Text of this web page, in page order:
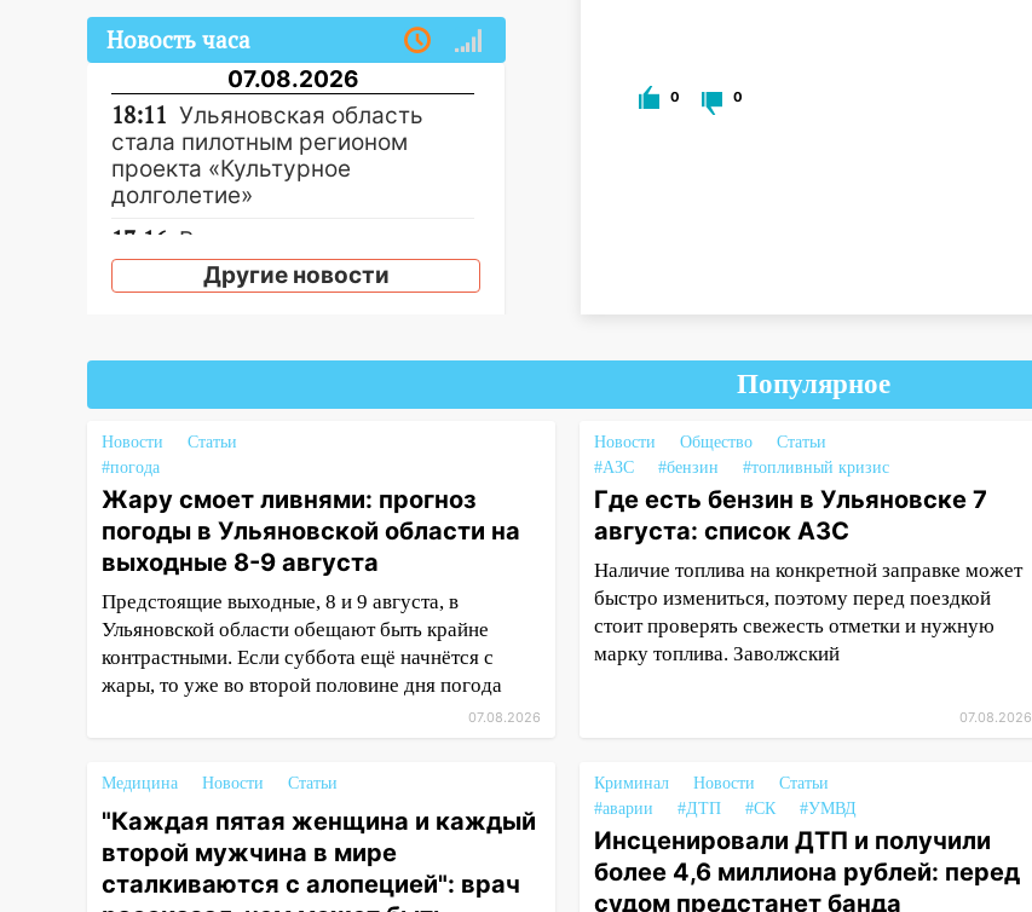
0 0
Новость часа
07.08.2026
18:11 Ульяновская область
стала пилотным регионом
проекта «Культурное
долголетие»
17:16 В реанимацию
Ульяновской областной
больницы поступили шесть
16:51 В Чердаклинском районе
остановки и проводят новое
освещение
16:35
В Ульяновске установили
ещё девять бункеров для
крупногабаритного мусора
16:26
покажут матч «Волги» под
открытым небом
16:12
В Ульяновском
15:47
Ульяновцы могут
вернуть деньги за абонементы
закрывшегося фитнес-клуба
«Рекорд-Fitness»
Другие новости
Популярное
Новости
Статьи
#погода
Жару смоет ливнями: прогноз
погоды в Ульяновской области на
выходные 8-9 августа
Предстоящие выходные, 8 и 9 августа, в
Ульяновской области обещают быть крайне
контрастными. Если суббота ещё начнётся с
жары, то уже во второй половине дня погода
07.08.2026
Новости Общество
Статьи
#АЗС
#бензин #топливный кризис
Где есть бензин в Ульяновске 7
августа: список АЗС
Наличие топлива на конкретной заправке может
быстро измениться, поэтому перед поездкой
стоит проверять свежесть отметки и нужную
марку топлива. Заволжский
07.08.2026
Медицина Новости Статьи
"Каждая пятая женщина и каждый
второй мужчина в мире
сталкиваются с алопецией": врач
Криминал Новости
Статьи
#аварии
#ДТП #СК #УМВД
Инсценировали ДТП и получили
более 4,6 миллиона рублей: перед
судом предстанет банда